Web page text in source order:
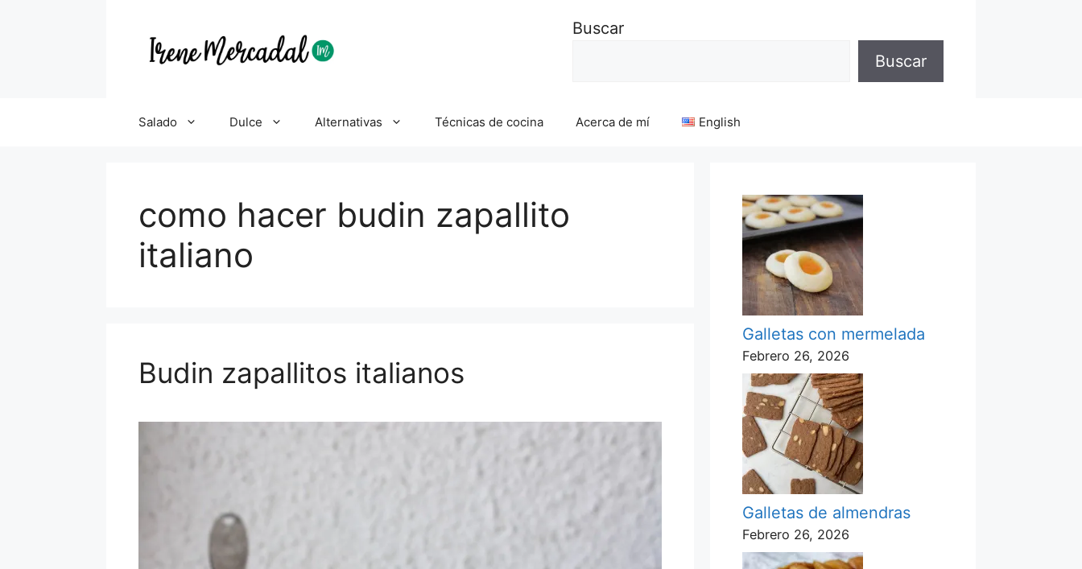
Buscar
Buscar
Salado Dulce Alternativas Técnicas de cocina Acerca de mí English
como hacer budin zapallito
italiano
Budin zapallitos italianos
Galletas con mermelada
Febrero 26, 2026
Galletas de almendras
Febrero 26, 2026